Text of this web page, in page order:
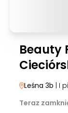
Beauty
Leśna 3b | I
Teraz